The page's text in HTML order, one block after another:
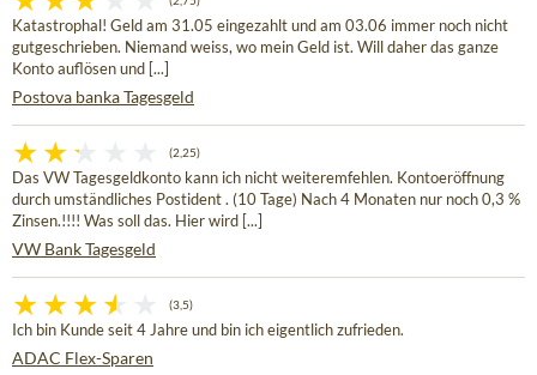
Katastrophal! Geld am 31.05 eingezahlt und am 03.06 immer noch nicht
gutgeschrieben. Niemand weiss, wo mein Geld ist. Will daher das ganze
Konto auflösen und [...]
Postova banka Tagesgeld
(2,25)
Das VW Tagesgeldkonto kann ich nicht weiteremfehlen. Kontoeröffnung
durch umständliches Postident . (10 Tage) Nach 4 Monaten nur noch 0,3 %
Zinsen.!!!! Was soll das. Hier wird [...]
VW Bank Tagesgeld
(3,5)
Ich bin Kunde seit 4 Jahre und bin ich eigentlich zufrieden.
ADAC Flex-Sparen